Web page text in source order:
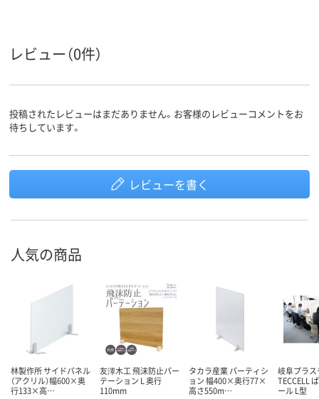
レビュー（0件）
投稿されたレビューはまだありません。お客様のレビューコメントをお
待ちしています。
レビューを書く
人気の商品
林製作所 サイドパネル
（アクリル）幅600×奥
行133×高…
友澤木工 飛沫防止パー
テーション L 奥行
110mm
タカラ産業 パーティシ
ョン 幅400×奥行77×
高さ550m…
岐阜プラ
TECCELL
ール L型